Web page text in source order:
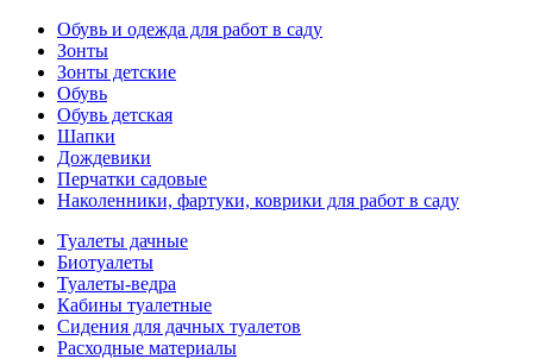
Обувь и одежда для работ в саду
Зонты
Зонты детские
Обувь
Обувь детская
Шапки
Дождевики
Перчатки садовые
Наколенники, фартуки, коврики для работ в саду
Туалеты дачные
Биотуалеты
Туалеты-ведра
Кабины туалетные
Сидения для дачных туалетов
Расходные материалы